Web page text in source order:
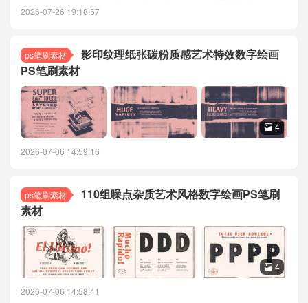
2026-07-26 19:18:57
ps笔刷素材
影印纹理纸张碳粉质感艺术特效数字绘画
PS笔刷素材
 4
2026-07-06 14:59:16
ps笔刷素材
110组噪点杂质艺术风格数字绘画PS笔刷
素材
 4
2026-07-06 14:58:41